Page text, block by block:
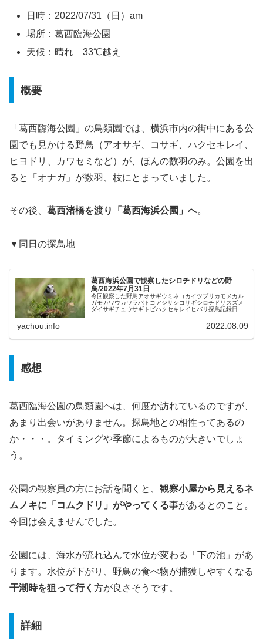
日時：2022/07/31（日）am
場所：葛西臨海公園
天候：晴れ 33℃越え
概要
「葛西臨海公園」の鳥類園では、横浜市内の街中にある公
園でも見かける野鳥（アオサギ、コサギ、ハクセキレイ、
ヒヨドリ、カワセミなど）が、ほんの数羽のみ。公園を出
ると「オナガ」が数羽、枝にとまっていました。
その後、 葛西渚橋を渡り「葛西海浜公園」へ。
▼同日の探鳥地
葛西海浜公園で観察したシロチドリなどの野
鳥/2022年7月31日
今回観察した野鳥アオサギウミネコカイツブリカモメカル
ガモカワウカワラバトコアジサシコサギシロチドリスズメ
ダイサギチュウサギトビハクセキレイヒバリ探鳥記録日
yachou.info 2022.08.09
感想
葛西臨海公園の鳥類園へは、何度か訪れているのですが、
あまり出会いがありません。探鳥地との相性ってあるの
か・・・。タイミングや季節によるものが大きいでしょ
う。
公園の観察員の方にお話を聞くと、 観察小屋から見えるネ
ムノキに「コムクドリ」がやってくる事があるとのこと。
今回は会えませんでした。
公園には、海水が流れ込んで水位が変わる「下の池」があ
ります。水位が下がり、野鳥の食べ物が捕獲しやすくなる
干潮時を狙って行く 方が良さそうです。
詳細